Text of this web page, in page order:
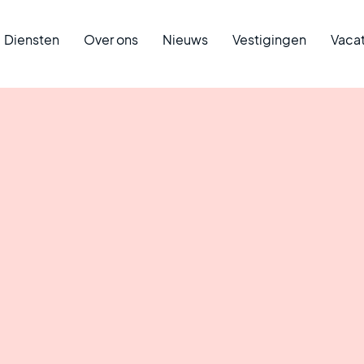
Diensten Over ons Nieuws Vestigingen